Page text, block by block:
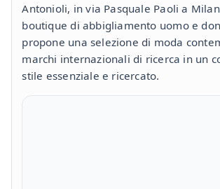
Antonioli, in via Pasquale Paoli a
boutique di abbigliamento uomo e
propone una selezione di moda
marchi internazionali di ricerca in un
stile essenziale e ricercato.